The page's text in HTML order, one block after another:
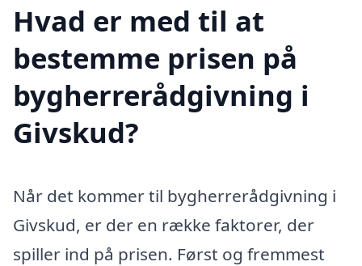
Hvad er med til at
bestemme prisen på
bygherrerådgivning i
Givskud?
Når det kommer til bygherrerådgivning i
Givskud, er der en række faktorer, der
spiller ind på prisen. Først og fremmest